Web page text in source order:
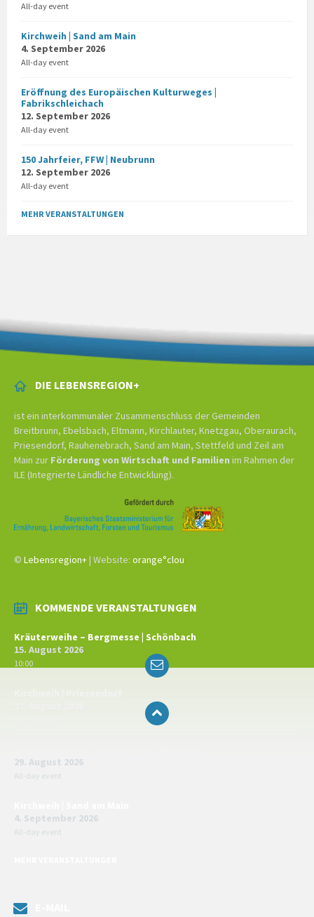
All-day event
Kirchweih | Sand am Main
4. September 2026
All-day event
Eröffnung des Europäischen Kulturweges |
Fabrikschleichach
12. September 2026
All-day event
150 Jahrfeier, FFW | Neubrunn
12. September 2026
All-day event
MEHR VERANSTALTUNGEN
DIE LEBENSREGION+
ist ein interkommunaler Zusammenschluss der Gemeinden
Breitbrunn, Ebelsbach, Eltmann, Kirchlauter, Knetzgau, Oberaurach,
Priesendorf, Rauhenebrach, Sand am Main, Stettfeld und Zeil am
Main zur Förderung von Wirtschaft und Familien im Rahmen der
ILE (Integrierte Ländliche Entwicklung).
© Lebensregion+| Website: orange°clou
KOMMENDE VERANSTALTUNGEN
Kräuterweihe – Bergmesse | Schönbach
15. August 2026
10:00
29. August 2026
All-day event
4. September 2026
All-day event
Email